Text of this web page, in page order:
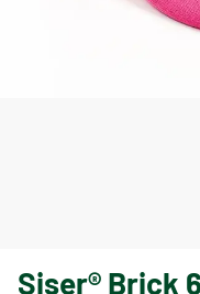
Siser® Brick